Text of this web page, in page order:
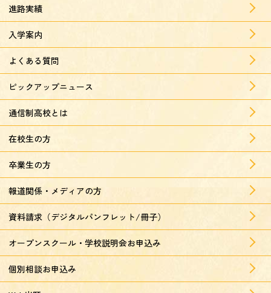
進路実績
入学案内
よくある質問
ピックアップニュース
通信制高校とは
在校生の方
卒業生の方
報道関係・メディアの方
資料請求（デジタルパンフレット/冊子）
オープンスクール・学校説明会お申込み
個別相談お申込み